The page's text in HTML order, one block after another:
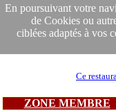
En poursuivant votre
de Cookies ou
ciblées adaptés à vos
Ce
ZONE MEMBRE